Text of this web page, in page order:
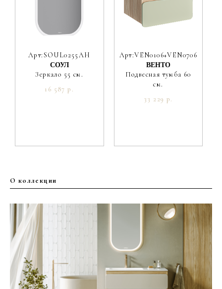
Арт:SOUL0255AH
СОУЛ
Зеркало 55 см.
16 587 р.
Арт:VEN0106+VEN0706SH
ВЕНТО
Подвесная тумба 60
см.
33 229 р.
О коллекции